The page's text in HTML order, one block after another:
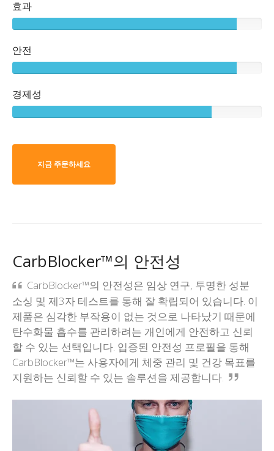
효과
안전
경제성
지금 주문하세요
CarbBlocker™의 안전성
CarbBlocker™의 안전성은 임상 연구, 투명한 성분
소싱 및 제3자 테스트를 통해 잘 확립되어 있습니다. 이
제품은 심각한 부작용이 없는 것으로 나타났기 때문에
탄수화물 흡수를 관리하려는 개인에게 안전하고 신뢰
할 수 있는 선택입니다. 입증된 안전성 프로필을 통해
CarbBlocker™는 사용자에게 체중 관리 및 건강 목표를
지원하는 신뢰할 수 있는 솔루션을 제공합니다.